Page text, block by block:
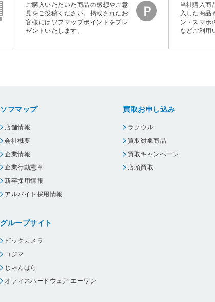
ご購入いただいた商品の感想やご意
見をご投稿ください。掲載されたお
客様にはソフマップポイントをプレ
ゼントいたします。
当社購入商
入した商品
ン・スマホ
などご利用
ソフマップ
店舗情報
会社概要
企業情報
企業行動憲章
新卒採用情報
アルバイト採用情報
グループサイト
ビックカメラ
コジマ
じゃんぱら
オフィスハードウェア エーワン
買取お申し込み
ラクウル
買取対象商品
買取キャンペーン
店頭買取